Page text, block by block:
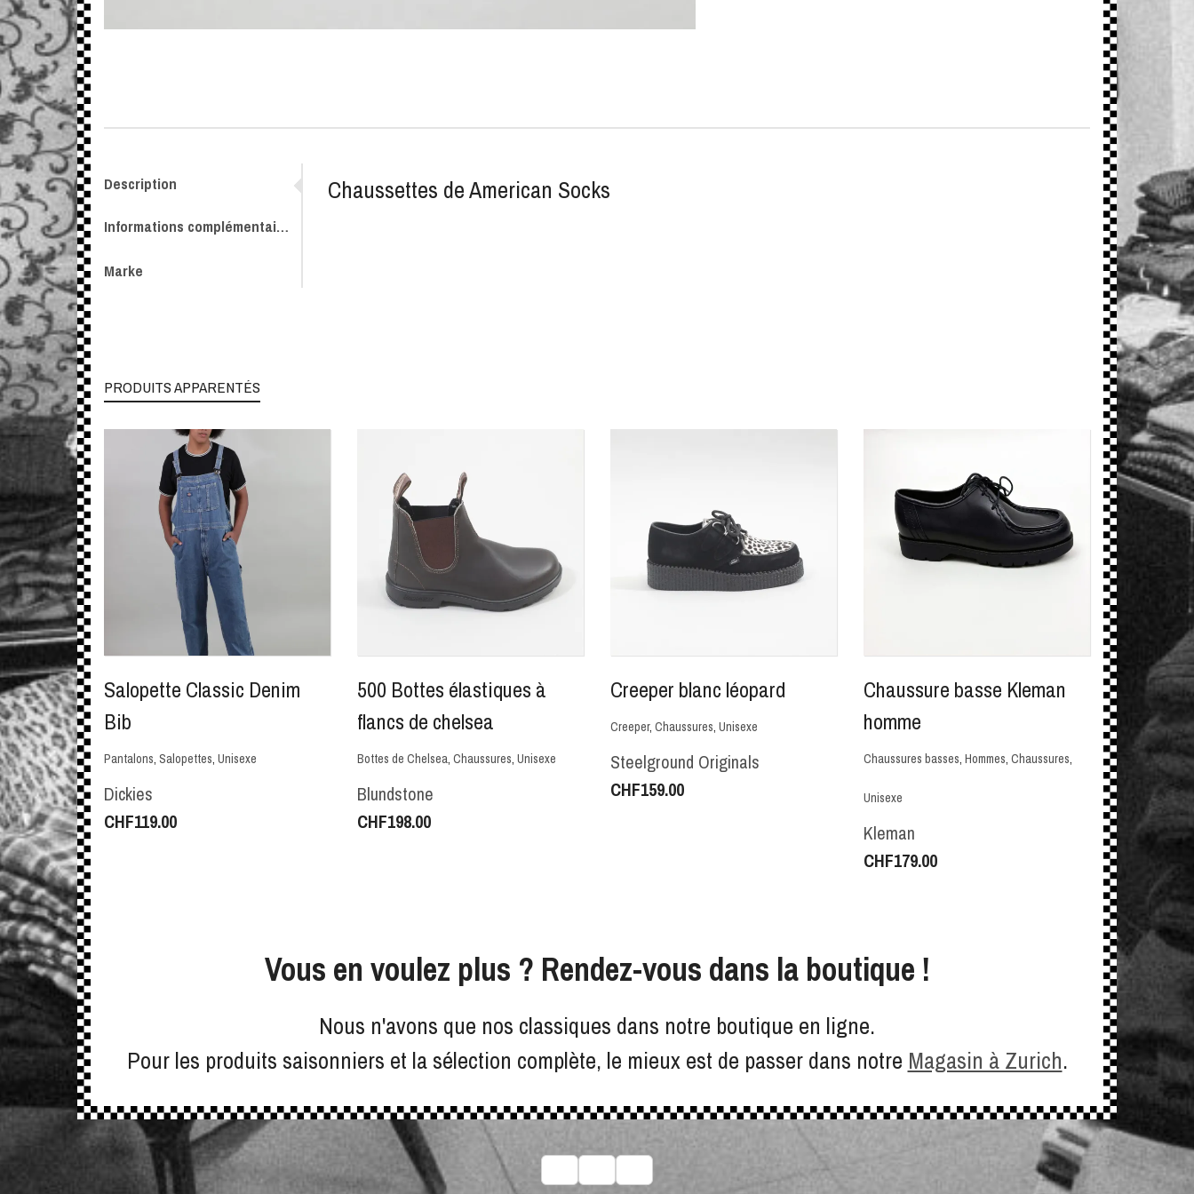
Description
Informations complémentaires
Marke
Chaussettes de American Socks
PRODUITS APPARENTÉS
Salopette Classic Denim
Bib
Pantalons, Salopettes, Unisexe
Dickies
CHF119.00
500 Bottes élastiques à
flancs de chelsea
Bottes de Chelsea, Chaussures, Unisexe
Blundstone
CHF198.00
Creeper blanc léopard
Creeper, Chaussures, Unisexe
Steelground Originals
CHF159.00
Chaussure basse Kleman
homme
Chaussures basses, Hommes, Chaussures,
Unisexe
Kleman
CHF179.00
Vous en voulez plus ? Rendez-vous dans la boutique !
Nous n'avons que nos classiques dans notre boutique en ligne.
Pour les produits saisonniers et la sélection complète, le mieux est de passer dans notre Magasin à Zurich.